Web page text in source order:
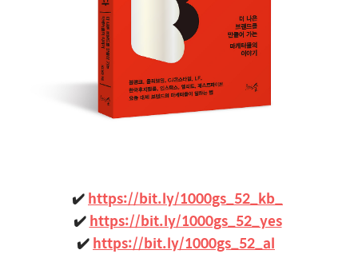
✔️https://bit.ly/1000gs_52_kb_
✔️https://bit.ly/1000gs_52_yes
✔️https://bit.ly/1000gs_52_al